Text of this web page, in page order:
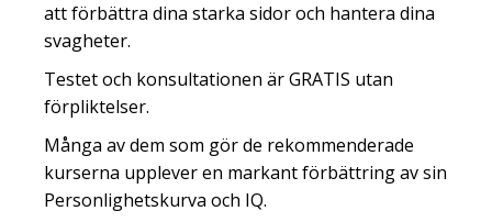
att förbättra dina starka sidor och hantera dina
svagheter.
Testet och konsultationen är GRATIS utan
förpliktelser.
Många av dem som gör de rekommenderade
kurserna upplever en markant förbättring av sin
Personlighetskurva och IQ.